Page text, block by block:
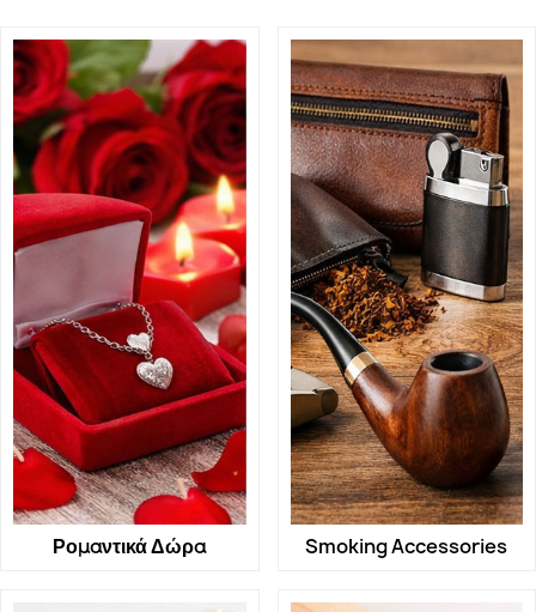
Ρομαντικά Δώρα Smoking Accessories